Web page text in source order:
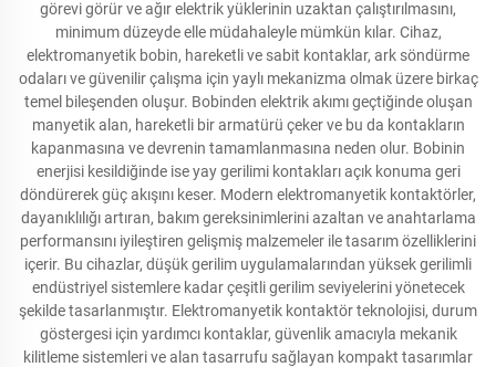
görevi görür ve ağır elektrik yüklerinin uzaktan çalıştırılmasını,
minimum düzeyde elle müdahaleyle mümkün kılar. Cihaz,
elektromanyetik bobin, hareketli ve sabit kontaklar, ark söndürme
odaları ve güvenilir çalışma için yaylı mekanizma olmak üzere birkaç
temel bileşenden oluşur. Bobinden elektrik akımı geçtiğinde oluşan
manyetik alan, hareketli bir armatürü çeker ve bu da kontakların
kapanmasına ve devrenin tamamlanmasına neden olur. Bobinin
enerjisi kesildiğinde ise yay gerilimi kontakları açık konuma geri
döndürerek güç akışını keser. Modern elektromanyetik kontaktörler,
dayanıklılığı artıran, bakım gereksinimlerini azaltan ve anahtarlama
performansını iyileştiren gelişmiş malzemeler ile tasarım özelliklerini
içerir. Bu cihazlar, düşük gerilim uygulamalarından yüksek gerilimli
endüstriyel sistemlere kadar çeşitli gerilim seviyelerini yönetecek
şekilde tasarlanmıştır. Elektromanyetik kontaktör teknolojisi, durum
göstergesi için yardımcı kontaklar, güvenlik amacıyla mekanik
kilitleme sistemleri ve alan tasarrufu sağlayan kompakt tasarımlar